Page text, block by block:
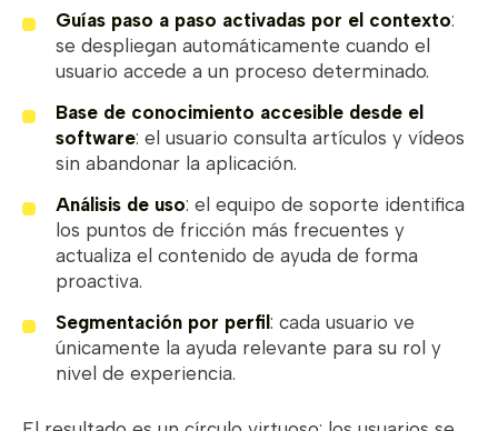
Guías paso a paso activadas por el contexto:
se despliegan automáticamente cuando el
usuario accede a un proceso determinado.
Base de conocimiento accesible desde el
software: el usuario consulta artículos y vídeos
sin abandonar la aplicación.
Análisis de uso: el equipo de soporte identifica
los puntos de fricción más frecuentes y
actualiza el contenido de ayuda de forma
proactiva.
Segmentación por perfil : cada usuario ve
únicamente la ayuda relevante para su rol y
nivel de experiencia.